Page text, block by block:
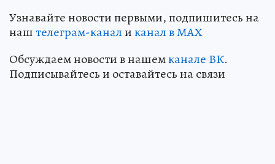
Узнавайте новости первыми, подпишитесь на
наштелеграм-каналиканал в МАХ
Обсуждаем новости в нашемканале ВК.
Подписывайтесь и оставайтесь на связи